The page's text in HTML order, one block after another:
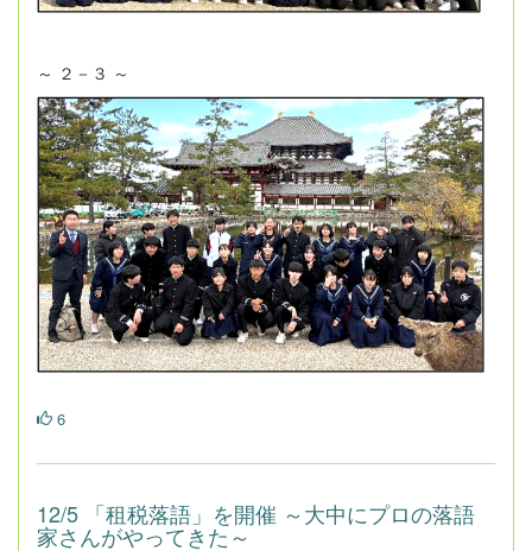
～ ２－３ ～
6
12/5 「租税落語」を開催 ～大中にプロの落語
家さんがやってきた～